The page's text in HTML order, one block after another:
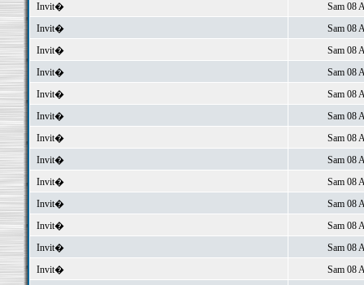
Invit�
Sam 08
Invit�
Sam 08
Invit�
Sam 08
Invit�
Sam 08
Invit�
Sam 08
Invit�
Sam 08
Invit�
Sam 08
Invit�
Sam 08
Invit�
Sam 08
Invit�
Sam 08
Invit�
Sam 08
Invit�
Sam 08
Invit�
Sam 08